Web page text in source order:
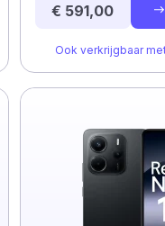
€ 591,00
Ook verkrijgbaar